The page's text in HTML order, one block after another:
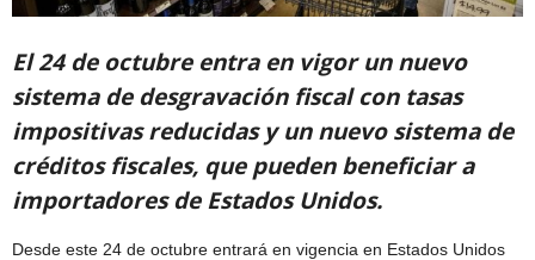
El 24 de octubre entra en vigor un nuevo
sistema de desgravación fiscal con tasas
impositivas reducidas y un nuevo sistema de
créditos fiscales, que pueden beneficiar a
importadores de Estados Unidos.
Desde este 24 de octubre entrará en vigencia en Estados Unidos